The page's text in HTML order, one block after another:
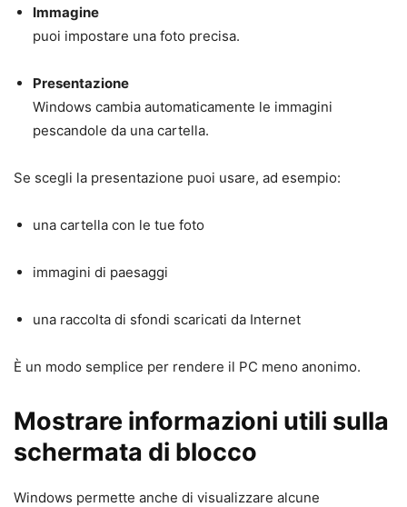
Immagine
puoi impostare una foto precisa.
Presentazione
Windows cambia automaticamente le immagini
pescandole da una cartella.
Se scegli la presentazione puoi usare, ad esempio:
una cartella con le tue foto
immagini di paesaggi
una raccolta di sfondi scaricati da Internet
È un modo semplice per rendere il PC meno anonimo.
Mostrare informazioni utili sulla
schermata di blocco
Windows permette anche di visualizzare alcune